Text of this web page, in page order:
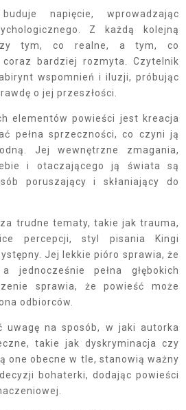
napięcie, wprowadzając
Z każdą kolejną
tym, co realne, a tym, co
bardziej rozmyta. Czytelnik
wspomnień i iluzji, próbując
o jej przeszłości.
elementów powieści jest kreacja
pełna sprzeczności, co czyni ją
Jej wewnętrzne zmagania,
i otaczającego ją świata są
poruszający i skłaniający do
trudne tematy, takie jak trauma,
percepcji, styl pisania Kingi
Jej lekkie pióro sprawia, że
jednocześnie pełna głębokich
sprawia, że powieść może
odbiorców.
uwagę na sposób, w jaki autorka
takie jak dyskryminacja czy
one obecne w tle, stanowią ważny
bohaterki, dodając powieści